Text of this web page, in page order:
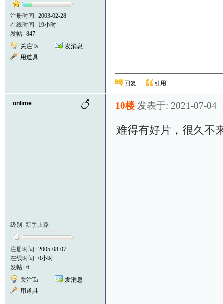
注册时间: 2003-02-28
在线时间: 19小时
发帖: 847
关注Ta
发消息
用道具
回复 引用
onlime
级别: 新手上路
注册时间: 2005-08-07
在线时间: 0小时
发帖: 6
关注Ta
发消息
用道具
10楼 发表于: 2021-07-04
难得有好片，很久不